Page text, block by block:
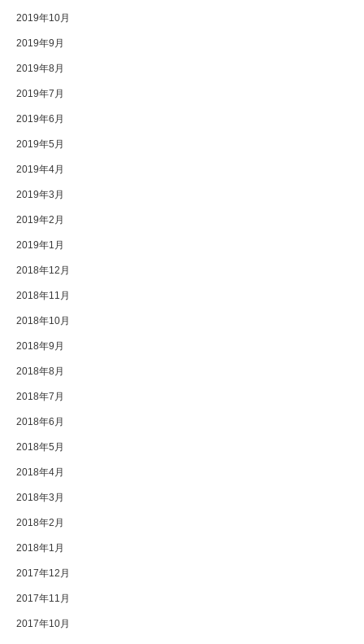
2019年10月
2019年9月
2019年8月
2019年7月
2019年6月
2019年5月
2019年4月
2019年3月
2019年2月
2019年1月
2018年12月
2018年11月
2018年10月
2018年9月
2018年8月
2018年7月
2018年6月
2018年5月
2018年4月
2018年3月
2018年2月
2018年1月
2017年12月
2017年11月
2017年10月